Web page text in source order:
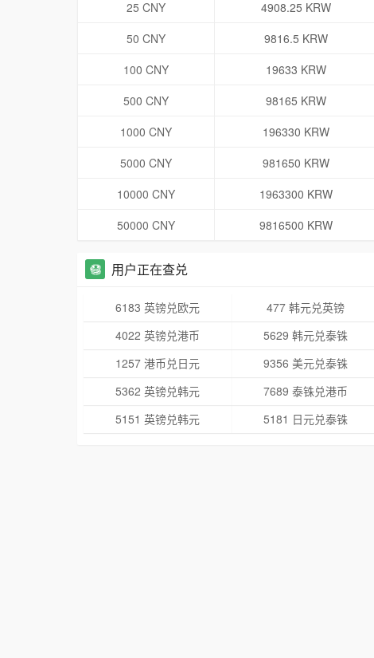
25 CNY
4908.25 KRW
50 CNY
9816.5 KRW
100 CNY
19633 KRW
500 CNY
98165 KRW
1000 CNY
196330 KRW
5000 CNY
981650 KRW
10000 CNY
1963300 KRW
50000 CNY
9816500 KRW
用户正在查兑
6183 英镑兑欧元 477 韩元兑英镑
4022 英镑兑港币
5629 韩元兑泰铢
1257 港币兑日元
9356 美元兑泰铢
5362 英镑兑韩元
7689 泰铢兑港币
5151 英镑兑韩元
5181 日元兑泰铢